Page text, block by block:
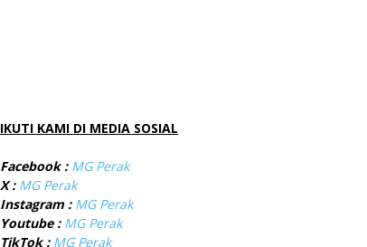
IKUTI KAMI DI MEDIA SOSIAL
Facebook : MG Perak
X : MG Perak
Instagram : MG Perak
Youtube : MG Perak
TikTok : MG Perak